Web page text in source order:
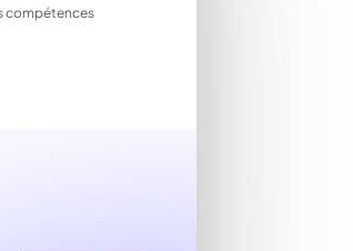
compétences